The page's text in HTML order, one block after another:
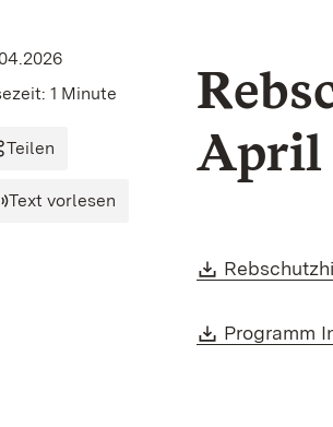
April
1 Minute
Teilen
Text vorlesen
Download:
Download:
Programm